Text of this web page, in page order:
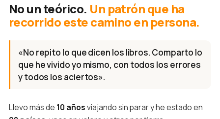
No un teórico. Un patrón que ha
recorrido este camino en persona.
«No repito lo que dicen los libros. Comparto lo
que he vivido yo mismo, con todos los errores
y todos los aciertos».
Llevo más de 10 añosviajando sin parar y he estado en